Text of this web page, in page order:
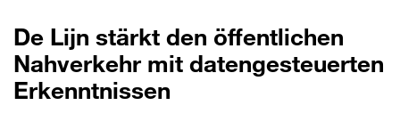
De Lijn stärkt den öffentlichen
Nahverkehr mit datengesteuerten
Erkenntnissen